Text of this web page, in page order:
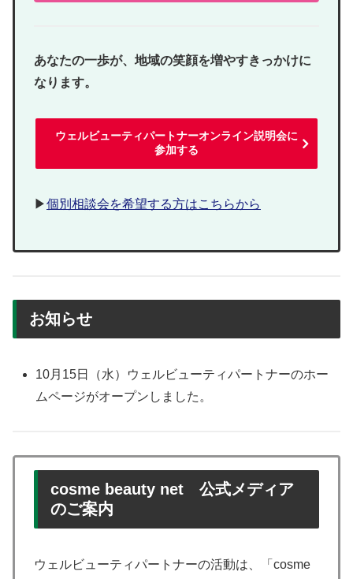
あなたの一歩が、地域の笑顔を増やすきっかけに
なります。
ウェルビューティパートナーオンライン説明会に
参加する
▶個別相談会を希望する方はこちらから
お知らせ
10月15日（水）ウェルビューティパートナーのホー
ムページがオープンしました。
cosme beauty net 公式メディア
のご案内
ウェルビューティパートナーの活動は、「cosme